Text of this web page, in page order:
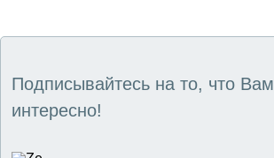
Подписывайтесь на то, что Вам
интересно!